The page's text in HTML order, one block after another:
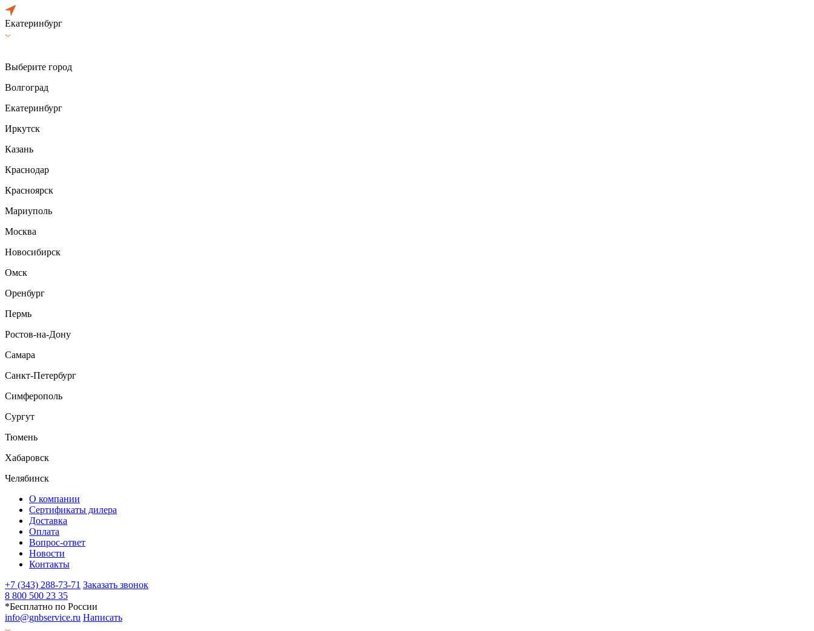
Екатеринбург
Выберите город
Волгоград
Екатеринбург
Иркутск
Казань
Краснодар
Красноярск
Мариуполь
Москва
Новосибирск
Омск
Оренбург
Пермь
Ростов-на-Дону
Самара
Санкт-Петербург
Симферополь
Сургут
Тюмень
Хабаровск
Челябинск
О компании
Сертификаты дилера
Доставка
Оплата
Вопрос-ответ
Новости
Контакты
+7 (343) 288-73-71 Заказать звонок
8 800 500 23 35
*Бесплатно по России
info@gnbservice.ru Написать